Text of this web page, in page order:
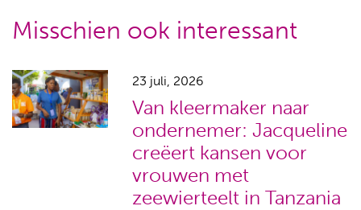
Misschien ook interessant
23 juli, 2026
Van kleermaker naar
ondernemer: Jacqueline
creëert kansen voor
vrouwen met
zeewierteelt in Tanzania